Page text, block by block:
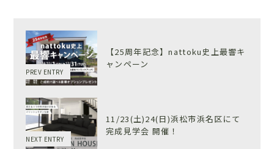
PREV ENTRY
【25周年記念】nattoku史上最響キ
ャンペーン
NEXT ENTRY
11/23(土)24(日)浜松市浜名区にて
完成見学会 開催！